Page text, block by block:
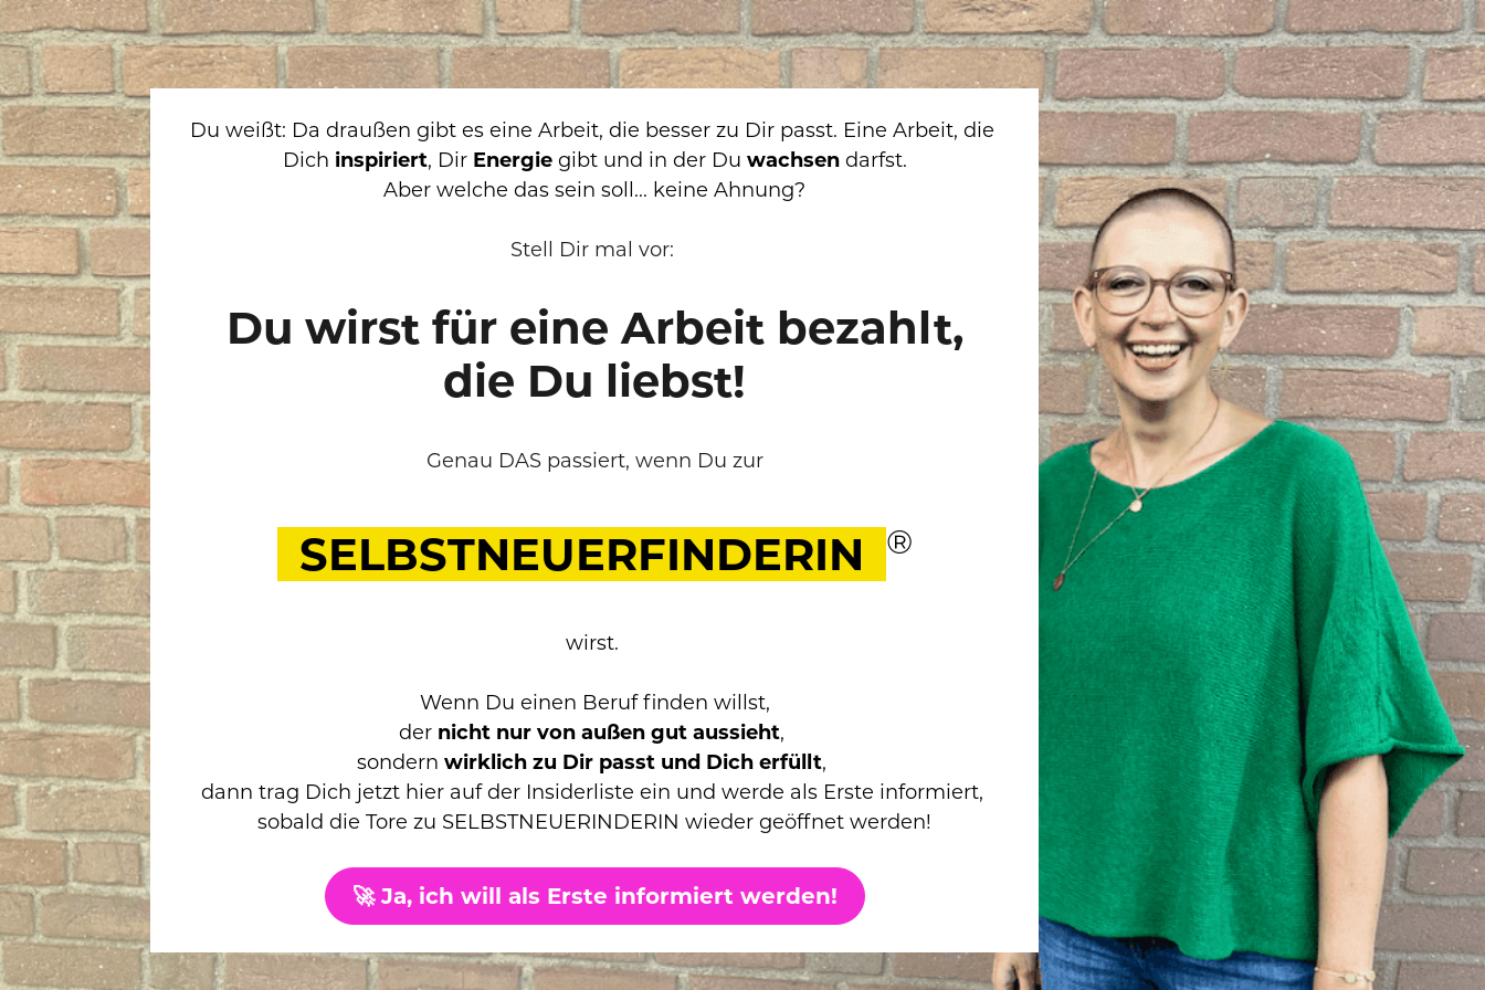
Du weißt: Da draußen gibt es eine Arbeit, die besser zu Dir passt. Eine Arbeit, die
Dich inspiriert, Dir Energie gibt und in der Du wachsen darfst.
Aber welche das sein soll... keine Ahnung?
Stell Dir mal vor:
Du wirst für eine Arbeit bezahlt,
die Du liebst!
Genau DAS passiert, wenn Du zur
SELBSTNEUERFINDERIN ®
wirst.
Wenn Du einen Beruf finden willst,
der nicht nur von außen gut aussieht,
sondern wirklich zu Dir passt und Dich erfüllt,
dann trag Dich jetzt hier auf der Insiderliste ein und werde als Erste informiert,
sobald die Tore zu SELBSTNEUERINDERIN wieder geöffnet werden!
🚀 Ja, ich will als Erste informiert werden!